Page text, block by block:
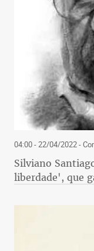
04:00 - 22/04/2022-
Silviano
liberdade', que